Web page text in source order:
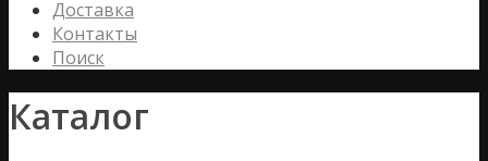
Доставка
Контакты
Поиск
Каталог